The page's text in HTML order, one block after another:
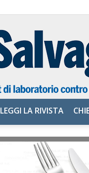
LEGGI LA RIVISTA